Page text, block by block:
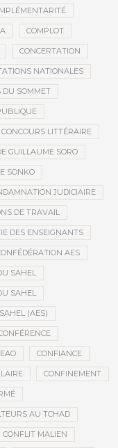
COMPLOT
CONCERTATION
NATIONALES
DU SOMMET
CONCOURS LITTÉRAIRE
GUILLAUME SORO
SONKO
JUDICIAIRE
DE TRAVAIL
DES ENSEIGNANTS
AES
SAHEL
SAHEL
(AES)
CONFIANCE
CONFINEMENT
AU TCHAD
CONFLIT MALIEN